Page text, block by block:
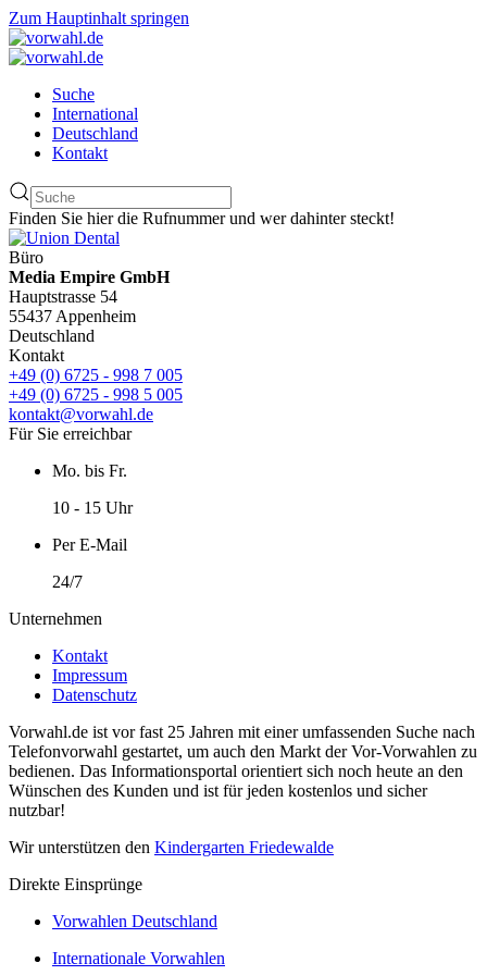
Zum Hauptinhalt springen
Suche
International
Deutschland
Kontakt
Finden Sie hier die Rufnummer und wer dahinter steckt!
Büro
Media Empire GmbH
Hauptstrasse 54
55437 Appenheim
Deutschland
Kontakt
+49 (0) 6725 - 998 7 005
+49 (0) 6725 - 998 5 005
kontakt@vorwahl.de
Für Sie erreichbar
Mo. bis Fr.
10 - 15 Uhr
Per E-Mail
24/7
Unternehmen
Kontakt
Impressum
Datenschutz
Vorwahl.de ist vor fast 25 Jahren mit einer umfassenden Suche nach
Telefonvorwahl gestartet, um auch den Markt der Vor-Vorwahlen zu
bedienen. Das Informationsportal orientiert sich noch heute an den
Wünschen des Kunden und ist für jeden kostenlos und sicher
nutzbar!
Wir unterstützen den Kindergarten Friedewalde
Direkte Einsprünge
Vorwahlen Deutschland
Internationale Vorwahlen